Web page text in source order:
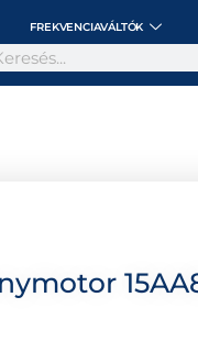
FREKVENCIAVÁLTÓK